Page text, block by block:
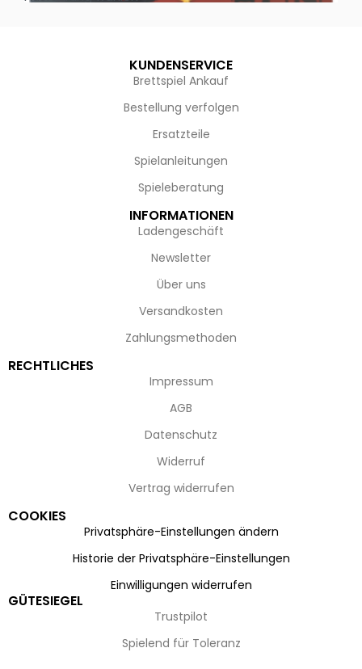
KUNDENSERVICE
Brettspiel Ankauf
Bestellung verfolgen
Ersatzteile
Spielanleitungen
Spieleberatung
INFORMATIONEN
Ladengeschäft
Newsletter
Über uns
Versandkosten
Zahlungsmethoden
RECHTLICHES
Impressum
AGB
Datenschutz
Widerruf
Vertrag widerrufen
COOKIES
Privatsphäre-Einstellungen ändern
Historie der Privatsphäre-Einstellungen
Einwilligungen widerrufen
GÜTESIEGEL
Trustpilot
Spielend für Toleranz